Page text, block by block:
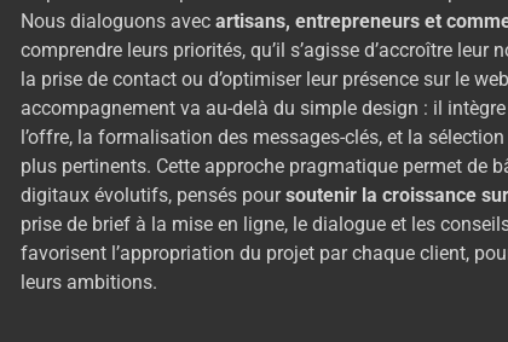
Nous dialoguons avec artisans, entrepreneurs et
comprendre leurs priorités, qu’il s’agisse d’accroître leur
la prise de contact ou d’optimiser leur présence sur le
accompagnement va au-delà du simple design : il
l’offre, la formalisation des messages-clés, et la
plus pertinents. Cette approche pragmatique permet de
digitaux évolutifs, pensés poursoutenir la croissance
prise de brief à la mise en ligne, le dialogue et les
favorisent l’appropriation du projet par chaque client,
leurs ambitions.